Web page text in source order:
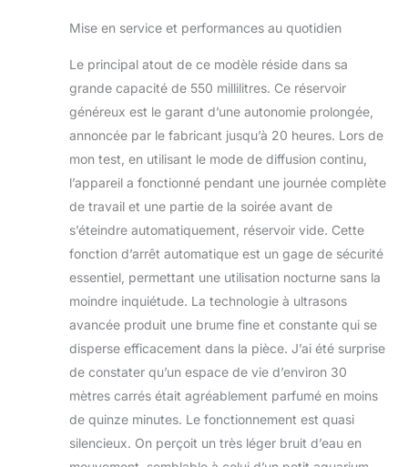
pas de bruit gênant lors de la
brumisation. Il ne perturbera pas votre
sommeil ou votre travail, ajoutez
l'huile essentielle que vous aimez,
libère un parfum agréable, afin que
vous puissiez vivre plus de joie.
Mise en service et performances au quotidien
Le principal atout de ce modèle réside dans sa
grande capacité de 550 millilitres. Ce réservoir
généreux est le garant d’une autonomie prolongée,
annoncée par le fabricant jusqu’à 20 heures. Lors de
mon test, en utilisant le mode de diffusion continu,
l’appareil a fonctionné pendant une journée complète
de travail et une partie de la soirée avant de
s’éteindre automatiquement, réservoir vide. Cette
fonction d’arrêt automatique est un gage de sécurité
essentiel, permettant une utilisation nocturne sans la
moindre inquiétude. La technologie à ultrasons
avancée produit une brume fine et constante qui se
disperse efficacement dans la pièce. J’ai été surprise
de constater qu’un espace de vie d’environ 30
mètres carrés était agréablement parfumé en moins
de quinze minutes. Le fonctionnement est quasi
silencieux. On perçoit un très léger bruit d’eau en